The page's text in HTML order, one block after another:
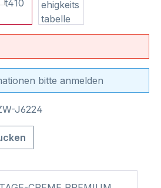
bitte anmelden
J6224